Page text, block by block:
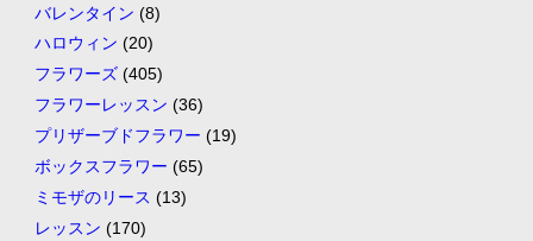
バレンタイン (8)
ハロウィン (20)
フラワーズ(405)
フラワーレッスン (36)
プリザーブドフラワー (19)
ボックスフラワー (65)
ミモザのリース (13)
レッスン (170)